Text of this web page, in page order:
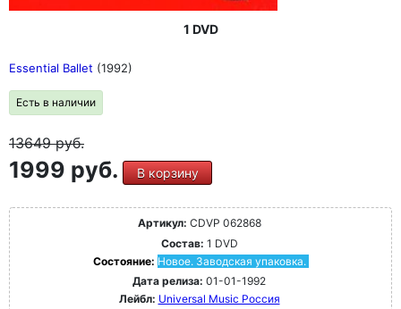
1 DVD
Essential Ballet (1992)
Есть в наличии
13649руб.
1999 руб. В корзину
Артикул: CDVP 062868
Состав: 1 DVD
Состояние: Новое. Заводская упаковка.
Дата релиза: 01-01-1992
Лейбл: Universal Music Россия